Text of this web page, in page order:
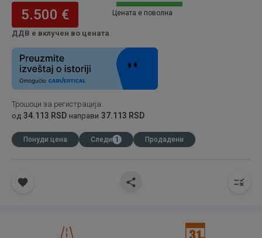
5.500 €
ДДВ е вклучен во цената
Цената е поволна
Трошоци за регистрација:
од 34.113 RSD направи 37.113 RSD
Понуди цена Следи 1 Продадени